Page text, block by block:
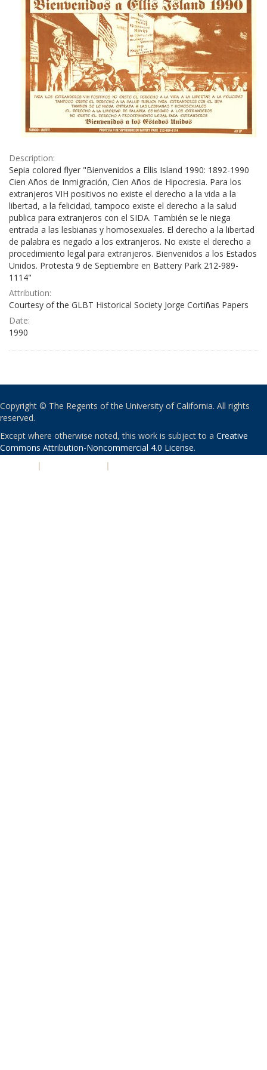
Description:
Sepia colored flyer "Bienvenidos a Ellis Island 1990: 1892-1990
Cien Años de Inmigración, Cien Años de Hipocresia. Para los
extranjeros VIH positivos no existe el derecho a la vida a la
libertad, a la felicidad, tampoco existe el derecho a la salud
publica para extranjeros con el SIDA. También se le niega
entrada a las lesbianas y homosexuales. El derecho a la libertad
de palabra es negado a los extranjeros. No existe el derecho a
procedimiento legal para extranjeros. Bienvenidos a los Estados
Unidos. Protesta 9 de Septiembre en Battery Park 212-989-
1114"
Attribution:
Courtesy of the GLBT Historical Society Jorge Cortiñas Papers
Date:
1990
Copyright © The Regents of the University of California. All rights
reserved.
Except where otherwise noted, this work is subject to a Creative
Commons Attribution-Noncommercial 4.0 License.
| |